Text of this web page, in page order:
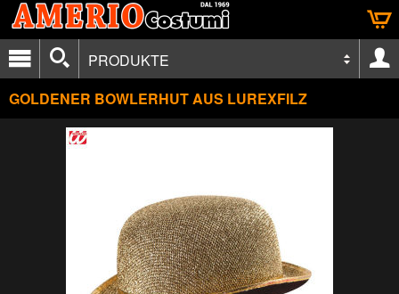
PRODUKTE
GOLDENER BOWLERHUT AUS LUREXFILZ